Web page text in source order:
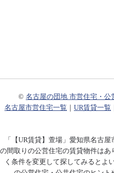
© 名古屋の団地 市営住宅・公
名古屋市営住宅一覧 ｜ UR賃貸一覧
「【UR賃貸】萱場」愛知県名古
の間取りの公営住宅の賃貸物件は
く条件を変更して探してみるとよ